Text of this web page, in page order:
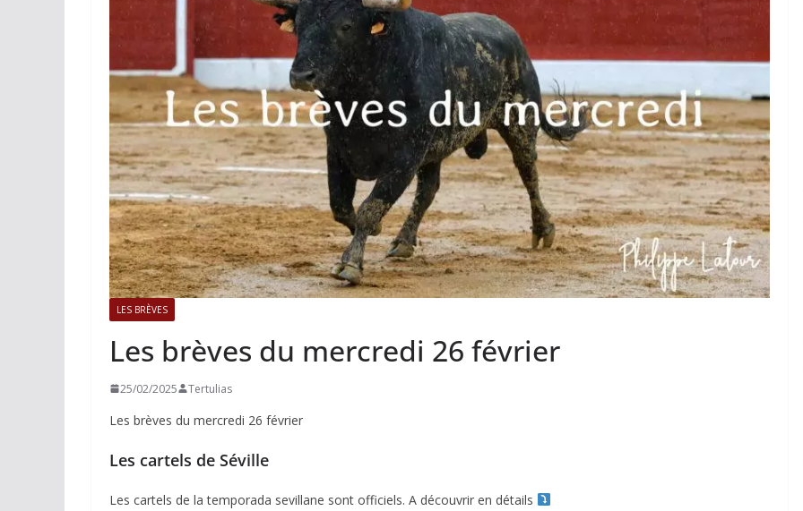
LES BRÈVES
Les brèves du mercredi 26 février
25/02/2025 Tertulias
Les brèves du mercredi 26 février
Les cartels de Séville
Les cartels de la temporada sevillane sont officiels. A découvrir en détails
ACTUALITÉS TAURINES PHOTOS TAURINES 2026
Istres, l’ouverture en
photos
19/06/2026 Tertulias
Bayonne, la corrida des
fêtes en photos
17/07/2026 Tertulias